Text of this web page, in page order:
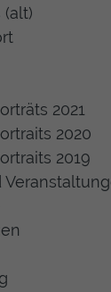
2021
2020
2019